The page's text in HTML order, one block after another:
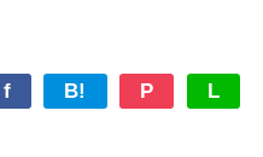
f B! P L